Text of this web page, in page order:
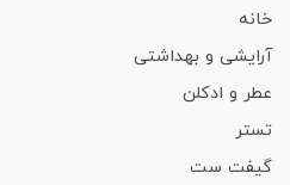
خانه
آرایشی و بهداشتی
عطر و ادکلن
تستر
گیفت ست